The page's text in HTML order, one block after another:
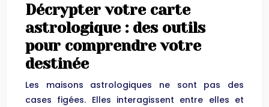
Décrypter votre carte
astrologique : des outils
pour comprendre votre
destinée
Les maisons astrologiques ne sont pas des
cases figées. Elles interagissent entre elles et